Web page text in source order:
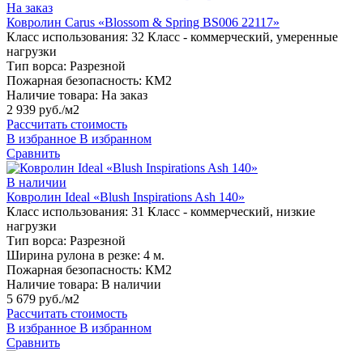
На заказ
Ковролин Carus «Blossom & Spring BS006 22117»
Класс использования: 32 Класс - коммерческий, умеренные
нагрузки
Тип ворса: Разрезной
Пожарная безопасность: КМ2
Наличие товара: На заказ
2 939 руб./м2
Рассчитать стоимость
В избранное В избранном
Сравнить
В наличии
Ковролин Ideal «Blush Inspirations Ash 140»
Класс использования: 31 Класс - коммерческий, низкие
нагрузки
Тип ворса: Разрезной
Ширина рулона в резке: 4 м.
Пожарная безопасность: КМ2
Наличие товара: В наличии
5 679 руб./м2
Рассчитать стоимость
В избранное В избранном
Сравнить